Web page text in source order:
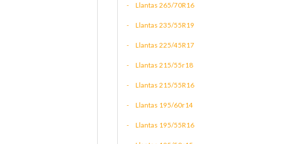
Llantas 265/70R16
Llantas 235/55R19
Llantas 225/45R17
Llantas 215/55r18
Llantas 215/55R16
Llantas 195/60r14
Llantas 195/55R16